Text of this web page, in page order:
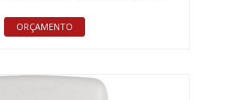
ORÇAMENTO